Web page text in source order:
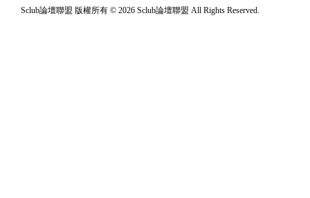
Sclub論壇聯盟 版權所有 © 2026 Sclub論壇聯盟 All Rights Reserved.